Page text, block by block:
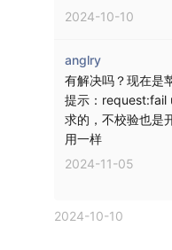
2024-10-10
anglry
有解决吗？现在是
提示：request:fail
求的，不校验也是
用一样
2024-11-05
2024-10-10